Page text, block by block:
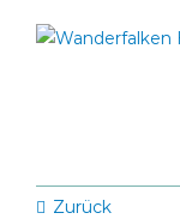
Inhalt
Zurück